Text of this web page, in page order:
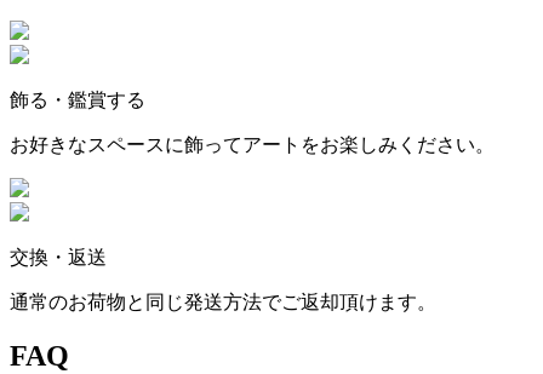
飾る・鑑賞する
お好きなスペースに飾ってアートをお楽しみください。
交換・返送
通常のお荷物と同じ発送方法でご返却頂けます。
FAQ